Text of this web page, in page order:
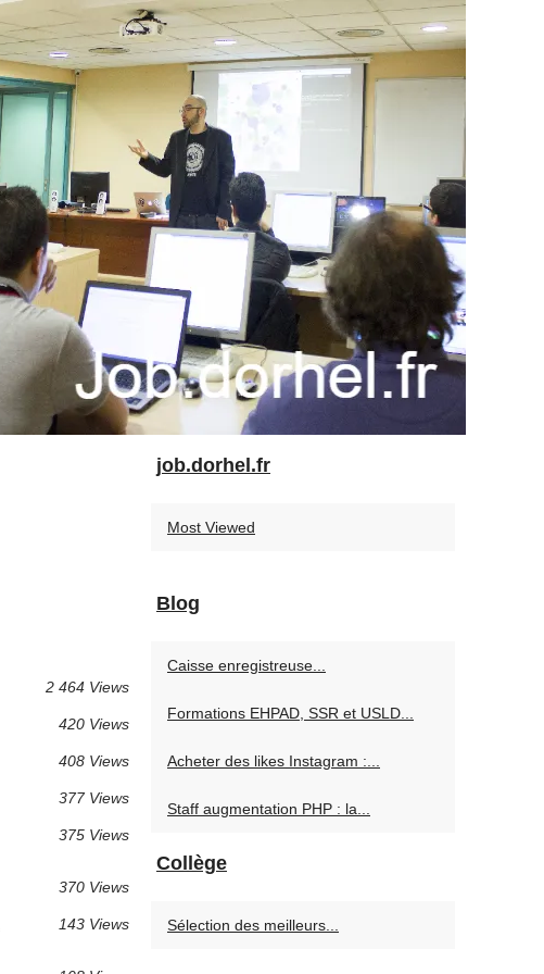
2 464 Views
420 Views
408 Views
377 Views
375 Views
370 Views
143 Views
job.dorhel.fr
Most Viewed
Blog
Caisse enregistreuse...
Formations EHPAD, SSR et USLD...
Acheter des likes Instagram :...
Staff augmentation PHP : la...
Collège
Sélection des meilleurs...